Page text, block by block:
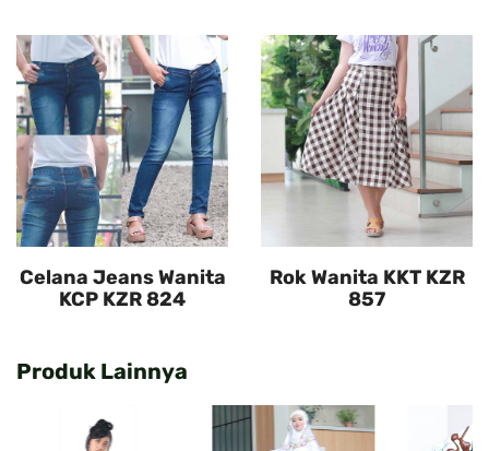
Celana Jeans Wanita
KCP KZR 824
Rok Wanita KKT KZR
857
Produk Lainnya